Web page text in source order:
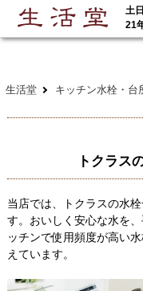
ご利用 288万･工事実績
土
21
生活堂 キッチン水栓・台
トクラス
当店では、トクラスの水
す。おいしく安心な水を
ッチンで使用頻度が高い
えています。